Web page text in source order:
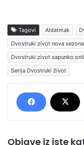
Tagovi Aldatmak
Dvostruki zivot nova sezona
Dvostruki zivot sapunko
Serija Dvostruki život
Objave iz iste